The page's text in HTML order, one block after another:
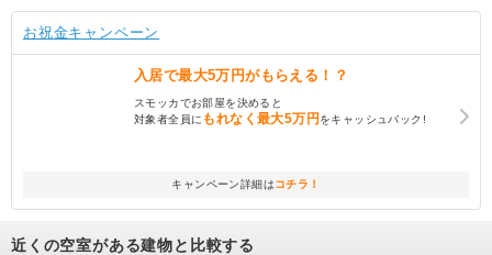
お祝金キャンペーン
入居で最大5万円がもらえる！？
スモッカでお部屋を決めると
対象者全員に もれなく最大5万円をキャッシュバック!
キャンペーン詳細はコチラ！
近くの空室がある建物と比較する